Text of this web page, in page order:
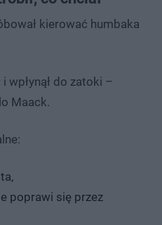
kierować humbaka
wpłynął do zatoki –
Maack.
poprawi się przez